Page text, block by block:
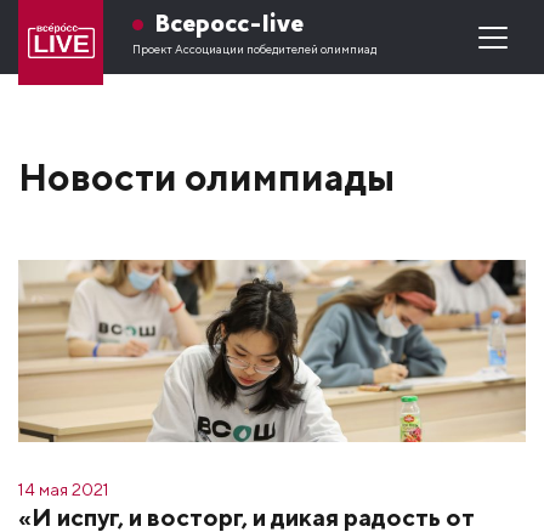
Всеросс-live
Проект Ассоциации победителей олимпиад
Новости олимпиады
14 мая 2021
«И испуг, и восторг, и дикая радость от